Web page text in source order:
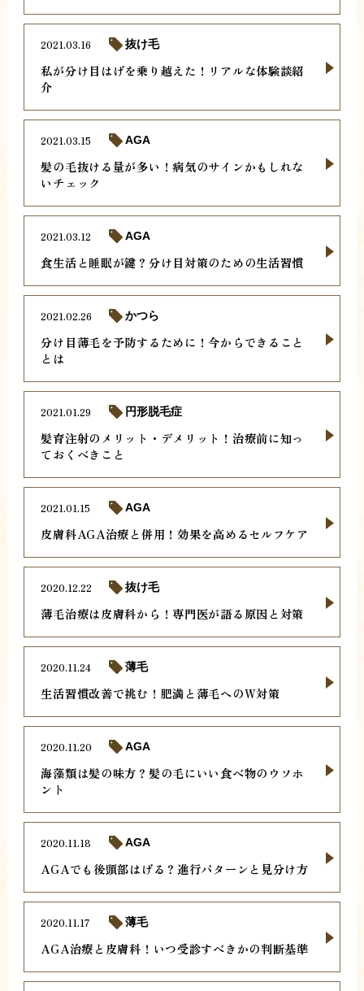
私が分け目はげを乗り越えた！リアルな体験談紹
介
2021.03.16 抜け毛
髪の毛抜ける量が多い！病気のサインかもしれな
いチェック
2021.03.15 AGA
食生活と睡眠が鍵？分け目対策のための生活習慣
2021.03.12 AGA
分け目薄毛を予防するために！今からできること
とは
2021.02.26 かつら
髪育注射のメリット・デメリット！治療前に知っ
ておくべきこと
2021.01.29 円形脱毛症
皮膚科AGA治療と併用！効果を高めるセルフケア
2021.01.15 AGA
薄毛治療は皮膚科から！専門医が語る原因と対策
2020.12.22 抜け毛
生活習慣改善で挑む！肥満と薄毛へのW対策
2020.11.24 薄毛
海藻類は髪の味方？髪の毛にいい食べ物のウソホ
ント
2020.11.20 AGA
AGAでも後頭部はげる？進行パターンと見分け方
2020.11.18 AGA
AGA治療と皮膚科！いつ受診すべきかの判断基準
2020.11.17 薄毛